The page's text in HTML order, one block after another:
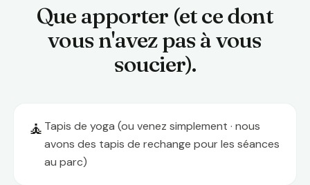
Que apporter (et ce dont
vous n'avez pas à vous
soucier).
🧘 Tapis de yoga (ou venez simplement · nous
avons des tapis de rechange pour les séances
au parc)